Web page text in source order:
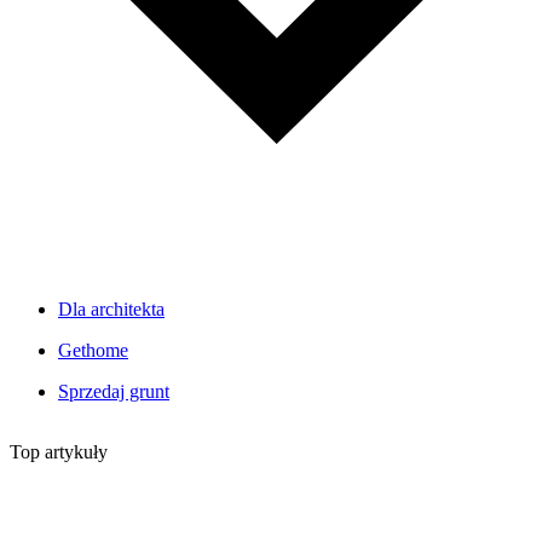
Dla architekta
Gethome
Sprzedaj grunt
Top artykuły